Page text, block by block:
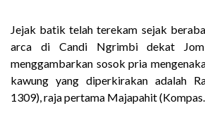
Jejak batik telah terekam sejak
arca di Candi Ngrimbi dekat
menggambarkan sosok pria
kawung yang diperkirakan adalah
1309), raja pertama Majapahit